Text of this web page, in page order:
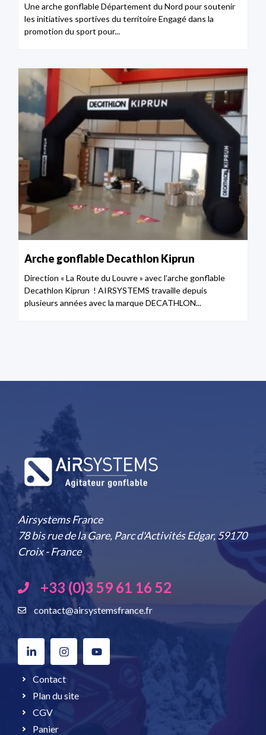
Une arche gonflable Département du Nord pour soutenir
les initiatives sportives du territoire Engagé dans la
promotion du sport pour...
Arche gonflable Decathlon Kiprun
Direction « La Route du Louvre » avec l’arche gonflable
Decathlon Kiprun ! AIRSYSTEMS travaille depuis
plusieurs années avec la marque DECATHLON...
Airsystems France
78 bis rue de la Gare, Parc d'Activités Edgar, 59170
Croix - France
+33 (0)3 59 61 16 52
contact@airsystemsfrance.fr
Contact
Plan du site
CGV
Panier